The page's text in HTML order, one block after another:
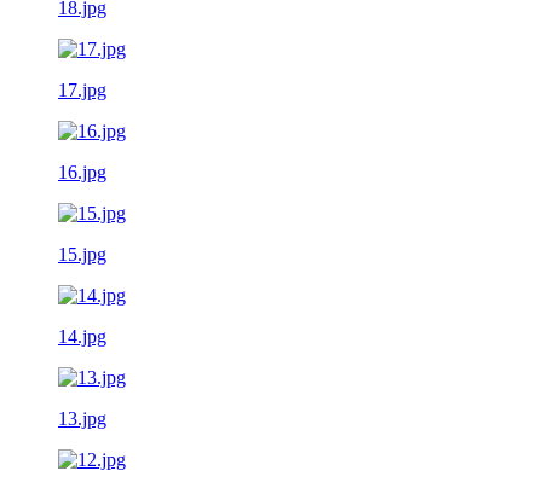
18.jpg
17.jpg
16.jpg
15.jpg
14.jpg
13.jpg